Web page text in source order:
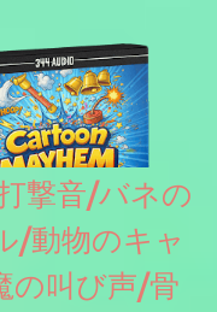
ころによるとオープン
す。
撃音/バネの
/動物のキャ
の叫び声/骨